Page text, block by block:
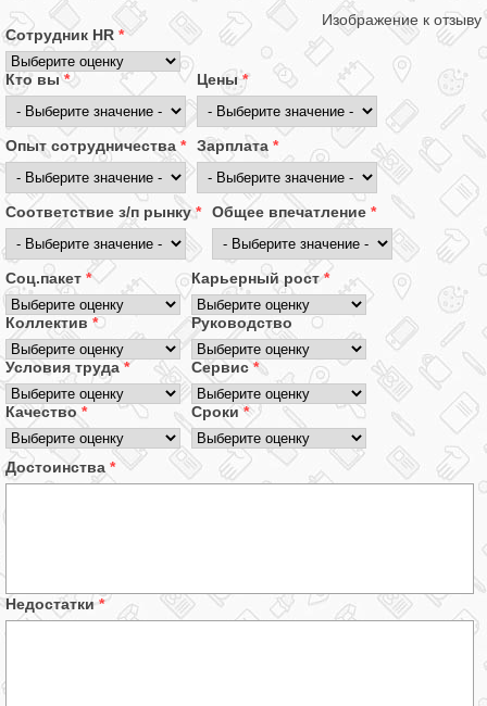
Изображение к отзыву
Сотрудник HR *
Кто вы* Цены*
Опыт сотрудничества * Зарплата *
Соответствие з/п рынку* Общее впечатление *
Соц.пакет * Карьерный рост*
Коллектив * Руководство
Условия труда* Сервис*
Качество* Сроки*
Достоинства *
Недостатки*